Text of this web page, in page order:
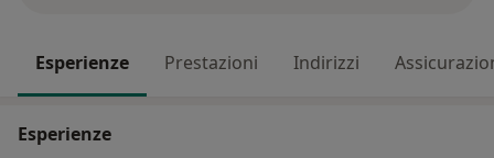
Esperienze Prestazioni Indirizzi
Esperienze